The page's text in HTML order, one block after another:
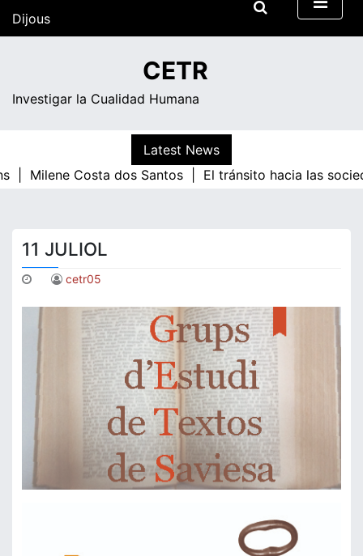
Dijous
CETR
Investigar la Cualidad Humana
Latest News
|
Milene Costa dos Santos | El tránsito hacia las
11 JULIOL
cetr05